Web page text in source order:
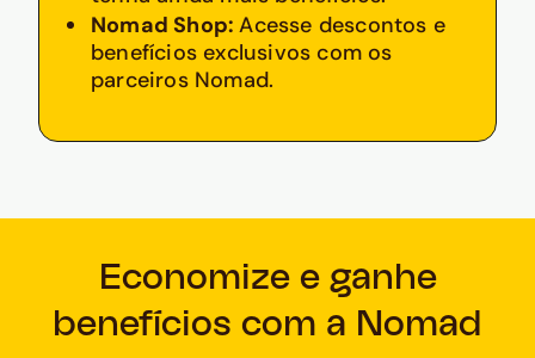
Nomad Shop:Acesse descontos e
benefícios exclusivos com os
parceiros Nomad.
Economize e ganhe
benefícios com a Nomad